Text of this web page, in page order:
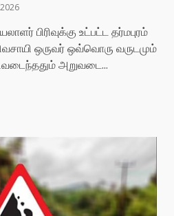
பிரிவுக்கு உட்பட்ட தர்மபுரம்
ஒருவர் ஒவ்வொரு வருடமும்
அறுவடை...